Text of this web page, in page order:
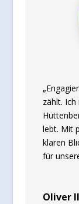
zählt.
lebt. Mit
klaren
für
Oliver